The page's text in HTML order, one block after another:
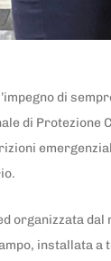
di
di Protezione
organizzata
installata